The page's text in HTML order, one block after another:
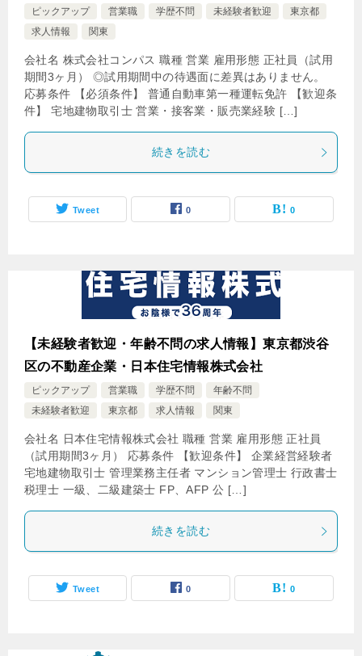
ピックアップ 営業職 学歴不問 未経験者歓迎
東京都
求人情報
関東
会社名 株式会社コンパス 職種 営業 雇用形態 正社員（試用
期間3ヶ月） ◎試用期間中の待遇面に差異はありません。
応募条件 【必須条件】 普通自動車第一種運転免許 【歓迎条
件】 宅地建物取引士 営業・接客業・販売業経験 […]
続きを読む
Tweet 0 0
【未経験者歓迎・年齢不問の求人情報】東京都渋谷
区の不動産企業・日本住宅情報株式会社
ピックアップ 営業職 学歴不問
年齢不問
未経験者歓迎
東京都 求人情報 関東
会社名 日本住宅情報株式会社 職種 営業 雇用形態 正社員
（試用期間3ヶ月） 応募条件 【歓迎条件】 企業経営経験者
宅地建物取引士 管理業務主任者 マンション管理士 行政書士
税理士 一級、二級建築士 FP、AFP 公 […]
続きを読む
Tweet 0 0